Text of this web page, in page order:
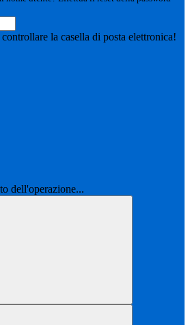
la casella di posta elettronica!
dell'operazione...